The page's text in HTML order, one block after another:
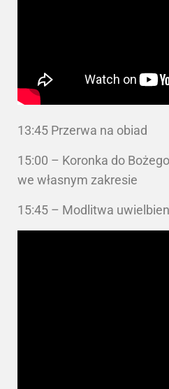
13:45 Przerwa na obiad
15:00 – Koronka do
we własnym zakresie
15:45 – Modlitwa